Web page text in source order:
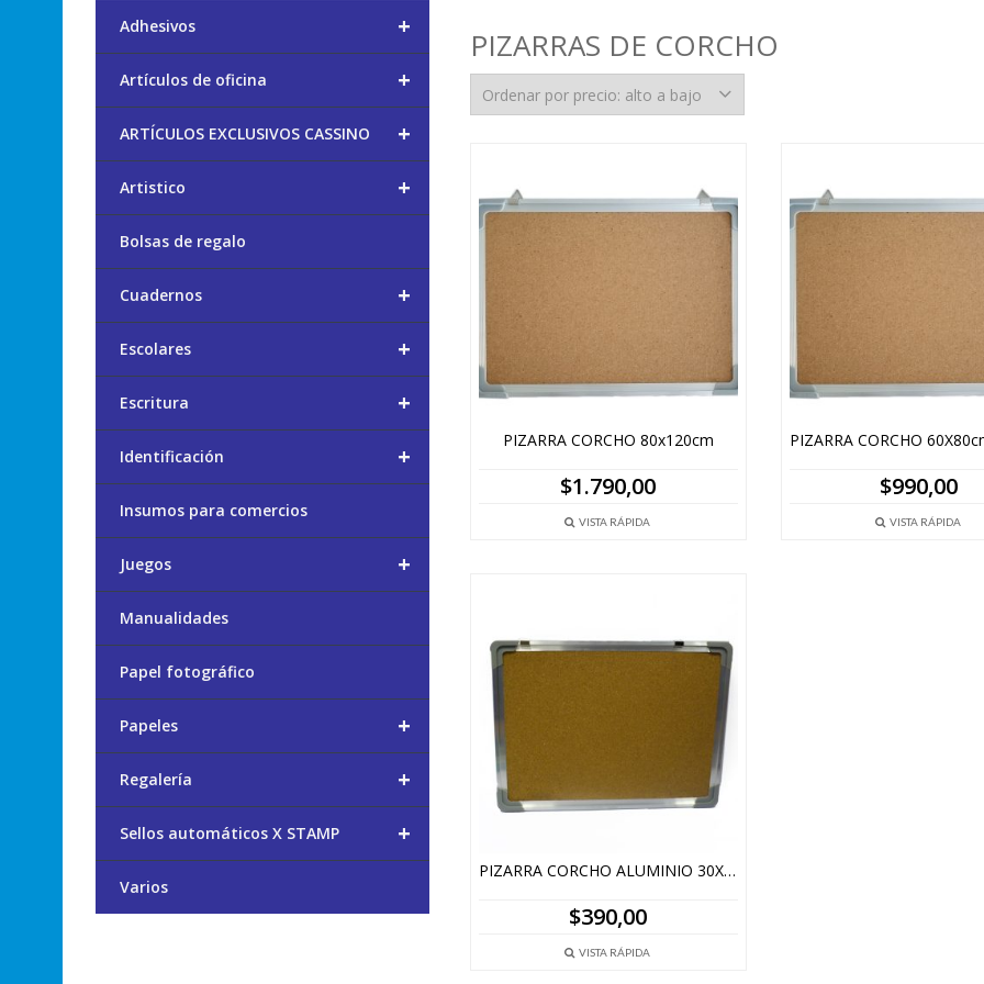
PIZARRAS DE CORCHO
PIZARRA CORCHO 80x120cm
$1.790,00
VISTA RÁPIDA
$990,00
VISTA RÁPIDA
PIZARRA CORCHO ALUMINIO 30X40cm
$390,00
VISTA RÁPIDA
+
Adhesivos
+
Artículos de oficina
+
ARTÍCULOS EXCLUSIVOS CASSINO
+
Artistico
Bolsas de regalo
+
Cuadernos
+
Escolares
+
Escritura
+
Identificación
Insumos para comercios
+
Juegos
Manualidades
Papel fotográfico
+
Papeles
+
Regalería
+
Sellos automáticos X STAMP
Varios